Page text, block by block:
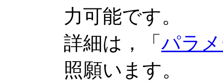
力可能です。
詳細は，「 パラ
照願います。